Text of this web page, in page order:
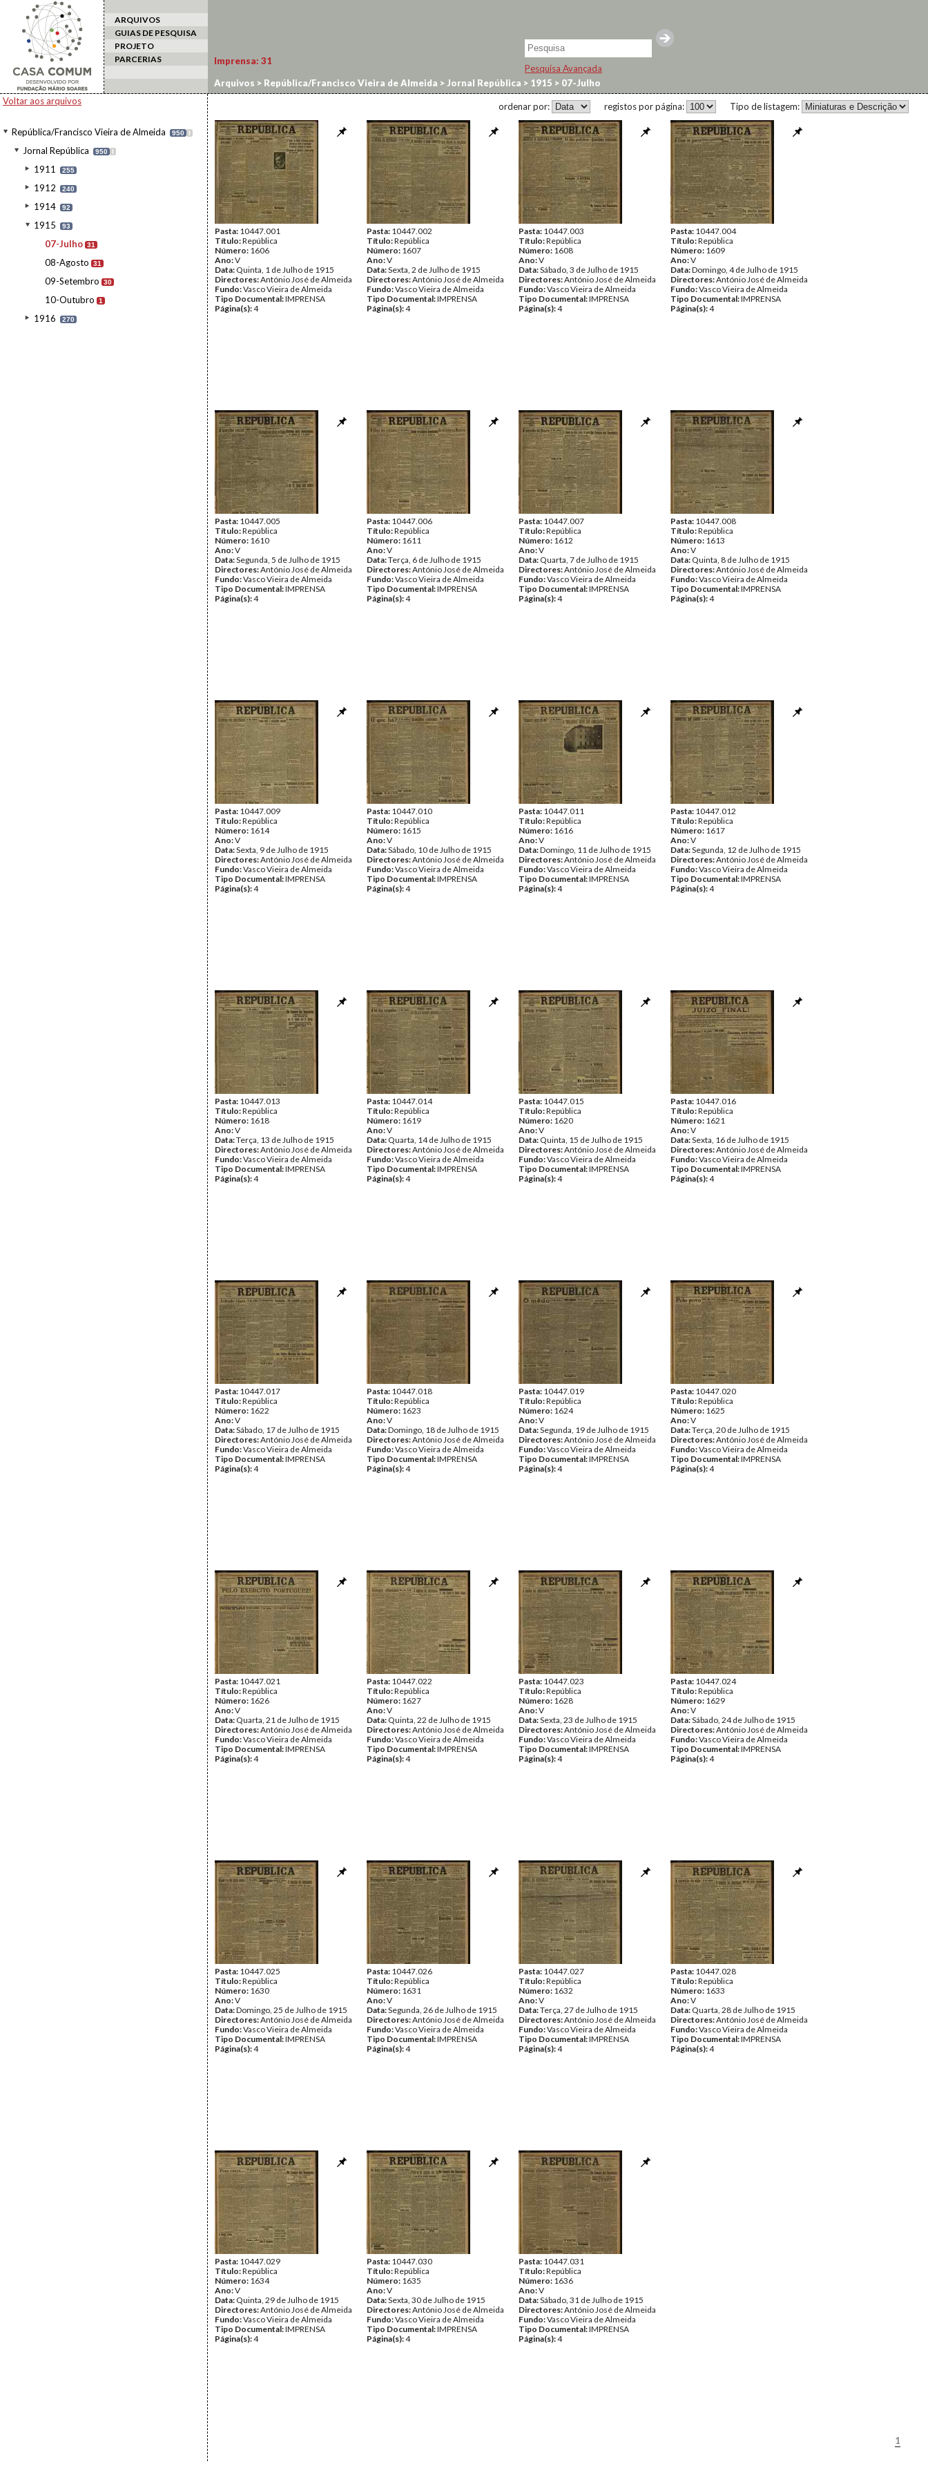
ARQUIVOS
GUIAS DE PESQUISA
PROJETO
PARCERIAS
Pesquisa Avançada
Voltar aos arquivos
República/Francisco Vieira de Almeida 950 I
Jornal República 950 I
1911 255
1912 240
1914 92
1915 93
07-Julho 31
08-Agosto 31
09-Setembro 30
10-Outubro 1
1916 270
Imprensa: 31
Arquivos > República/Francisco Vieira de Almeida > Jornal República > 1915 > 07-Julho
Tipo de listagem:
registos por página:
ordenar por:
Pasta: 10447.001
Título:República
Número: 1606
Ano:V
Data: Quinta, 1 de Julho de 1915
Directores:António José de Almeida
Fundo:Vasco Vieira de Almeida
Tipo Documental:IMPRENSA
Página(s):4
Pasta: 10447.002
Título:República
Número: 1607
Ano:V
Data:Sexta, 2 de Julho de 1915
Directores:António José de Almeida
Fundo:Vasco Vieira de Almeida
Tipo Documental:IMPRENSA
Página(s):4
Pasta: 10447.003
Título:República
Número: 1608
Ano:V
Data:Sábado, 3 de Julho de 1915
Directores:António José de Almeida
Fundo:Vasco Vieira de Almeida
Tipo Documental:IMPRENSA
Página(s):4
Pasta: 10447.004
Título:República
Número: 1609
Ano:V
Data:Domingo, 4 de Julho de 1915
Directores:António José de Almeida
Fundo:Vasco Vieira de Almeida
Tipo Documental:IMPRENSA
Página(s):4
Pasta: 10447.005
Título:República
Número: 1610
Ano:V
Data:Segunda, 5 de Julho de 1915
Directores:António José de Almeida
Fundo:Vasco Vieira de Almeida
Tipo Documental:IMPRENSA
Página(s):4
Pasta: 10447.006
Título:República
Número: 1611
Ano:V
Data:Terça, 6 de Julho de 1915
Directores:António José de Almeida
Fundo:Vasco Vieira de Almeida
Tipo Documental:IMPRENSA
Página(s):4
Pasta: 10447.007
Título:República
Número: 1612
Ano:V
Data: Quarta, 7 de Julho de 1915
Directores:António José de Almeida
Fundo:Vasco Vieira de Almeida
Tipo Documental:IMPRENSA
Página(s):4
Pasta: 10447.008
Título:República
Número: 1613
Ano:V
Data: Quinta, 8 de Julho de 1915
Directores:António José de Almeida
Fundo:Vasco Vieira de Almeida
Tipo Documental:IMPRENSA
Página(s):4
Pasta: 10447.009
Título:República
Número: 1614
Ano:V
Data:Sexta, 9 de Julho de 1915
Directores:António José de Almeida
Fundo:Vasco Vieira de Almeida
Tipo Documental:IMPRENSA
Página(s):4
Pasta: 10447.010
Título:República
Número: 1615
Ano:V
Data:Sábado, 10 de Julho de 1915
Directores:António José de Almeida
Fundo:Vasco Vieira de Almeida
Tipo Documental:IMPRENSA
Página(s):4
Pasta: 10447.011
Título:República
Número: 1616
Ano:V
Data:Domingo, 11 de Julho de 1915
Directores:António José de Almeida
Fundo:Vasco Vieira de Almeida
Tipo Documental:IMPRENSA
Página(s):4
Pasta: 10447.012
Título:República
Número: 1617
Ano:V
Data:Segunda, 12 de Julho de 1915
Directores:António José de Almeida
Fundo:Vasco Vieira de Almeida
Tipo Documental:IMPRENSA
Página(s):4
Pasta: 10447.013
Título:República
Número: 1618
Ano:V
Data:Terça, 13 de Julho de 1915
Directores:António José de Almeida
Fundo:Vasco Vieira de Almeida
Tipo Documental:IMPRENSA
Página(s):4
Pasta: 10447.014
Título:República
Número: 1619
Ano:V
Data: Quarta, 14 de Julho de 1915
Directores:António José de Almeida
Fundo:Vasco Vieira de Almeida
Tipo Documental:IMPRENSA
Página(s):4
Pasta: 10447.015
Título:República
Número: 1620
Ano:V
Data: Quinta, 15 de Julho de 1915
Directores:António José de Almeida
Fundo:Vasco Vieira de Almeida
Tipo Documental:IMPRENSA
Página(s):4
Pasta: 10447.016
Título:República
Número: 1621
Ano:V
Data:Sexta, 16 de Julho de 1915
Directores:António José de Almeida
Fundo:Vasco Vieira de Almeida
Tipo Documental:IMPRENSA
Página(s):4
Pasta: 10447.017
Título:República
Número: 1622
Ano:V
Data:Sábado, 17 de Julho de 1915
Directores:António José de Almeida
Fundo:Vasco Vieira de Almeida
Tipo Documental:IMPRENSA
Página(s):4
Pasta: 10447.018
Título:República
Número: 1623
Ano:V
Data:Domingo, 18 de Julho de 1915
Directores:António José de Almeida
Fundo:Vasco Vieira de Almeida
Tipo Documental:IMPRENSA
Página(s):4
Pasta: 10447.019
Título:República
Número: 1624
Ano:V
Data:Segunda, 19 de Julho de 1915
Directores:António José de Almeida
Fundo:Vasco Vieira de Almeida
Tipo Documental:IMPRENSA
Página(s):4
Pasta: 10447.020
Título:República
Número: 1625
Ano:V
Data:Terça, 20 de Julho de 1915
Directores:António José de Almeida
Fundo:Vasco Vieira de Almeida
Tipo Documental:IMPRENSA
Página(s):4
Pasta: 10447.021
Título:República
Número: 1626
Ano:V
Data: Quarta, 21 de Julho de 1915
Directores:António José de Almeida
Fundo:Vasco Vieira de Almeida
Tipo Documental:IMPRENSA
Página(s):4
Pasta: 10447.022
Título:República
Número: 1627
Ano:V
Data: Quinta, 22 de Julho de 1915
Directores:António José de Almeida
Fundo:Vasco Vieira de Almeida
Tipo Documental:IMPRENSA
Página(s):4
Pasta: 10447.023
Título:República
Número: 1628
Ano:V
Data:Sexta, 23 de Julho de 1915
Directores:António José de Almeida
Fundo:Vasco Vieira de Almeida
Tipo Documental:IMPRENSA
Página(s):4
Pasta: 10447.024
Título:República
Número: 1629
Ano:V
Data:Sábado, 24 de Julho de 1915
Directores:António José de Almeida
Fundo:Vasco Vieira de Almeida
Tipo Documental:IMPRENSA
Página(s):4
Pasta: 10447.025
Título:República
Número: 1630
Ano:V
Data:Domingo, 25 de Julho de 1915
Directores:António José de Almeida
Fundo:Vasco Vieira de Almeida
Tipo Documental:IMPRENSA
Página(s):4
Pasta: 10447.026
Título:República
Número: 1631
Ano:V
Data:Segunda, 26 de Julho de 1915
Directores:António José de Almeida
Fundo:Vasco Vieira de Almeida
Tipo Documental:IMPRENSA
Página(s):4
Pasta: 10447.027
Título:República
Número: 1632
Ano:V
Data:Terça, 27 de Julho de 1915
Directores:António José de Almeida
Fundo:Vasco Vieira de Almeida
Tipo Documental:IMPRENSA
Página(s):4
Pasta: 10447.028
Título:República
Número: 1633
Ano:V
Data: Quarta, 28 de Julho de 1915
Directores:António José de Almeida
Fundo:Vasco Vieira de Almeida
Tipo Documental:IMPRENSA
Página(s):4
Pasta: 10447.029
Título:República
Número: 1634
Ano:V
Data: Quinta, 29 de Julho de 1915
Directores:António José de Almeida
Fundo:Vasco Vieira de Almeida
Tipo Documental:IMPRENSA
Página(s):4
Pasta: 10447.030
Título:República
Número: 1635
Ano:V
Data:Sexta, 30 de Julho de 1915
Directores:António José de Almeida
Fundo:Vasco Vieira de Almeida
Tipo Documental:IMPRENSA
Página(s):4
Pasta: 10447.031
Título:República
Número: 1636
Ano:V
Data:Sábado, 31 de Julho de 1915
Directores:António José de Almeida
Fundo:Vasco Vieira de Almeida
Tipo Documental:IMPRENSA
Página(s):4
1